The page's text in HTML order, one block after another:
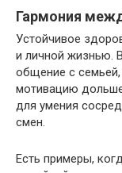
Гармония
Устойчивое
и личной жизнью.
общение с
мотивацию
для умения
смен.
Есть примеры,